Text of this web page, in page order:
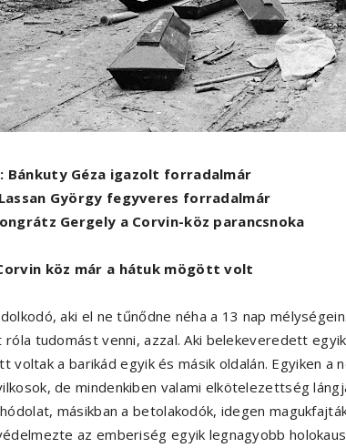
Bánkuty Géza igazolt forradalmár
György fegyveres forradalmár
Gergely a Corvin-köz parancsnoka
köz már a hátuk mögött volt
aki el ne tűnődne néha a 13 nap
róla tudomást venni, azzal. Aki belekeveredett
voltak a barikád egyik és másik oldalán. Egyiken a
de mindenkiben valami elkötelezettség
másikban a betolakodók, idegen
az emberiség egyik legnagyobb